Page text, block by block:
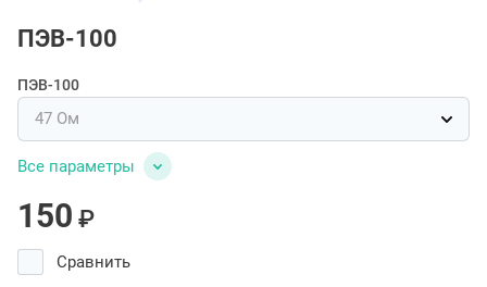
ПЭВ-100
ПЭВ-100
Все параметры
150 ₽
Сравнить